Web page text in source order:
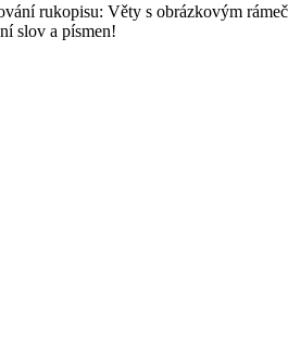
rukopisu: Věty s obrázkovým
slov a písmen!